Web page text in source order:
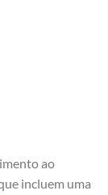
ao
incluem uma